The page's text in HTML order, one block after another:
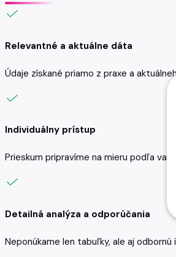
Relevantné a aktuálne dáta
Údaje získané priamo z praxe a
Individuálny prístup
Prieskum pripravíme na mieru podľa
Detailná analýza a odporúčania
Neponúkame len tabuľky, ale aj